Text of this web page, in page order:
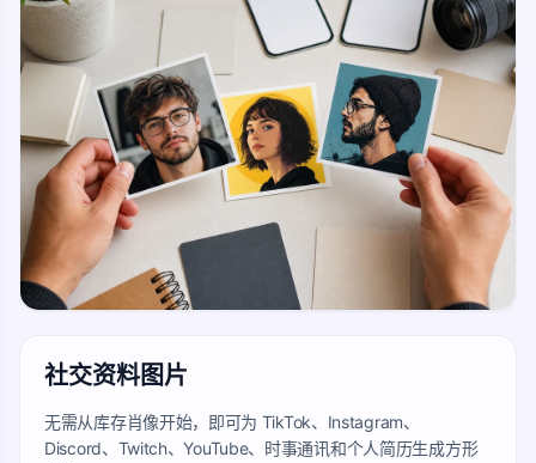
社交资料图片
无需从库存肖像开始，即可为 TikTok、Instagram、
Discord、Twitch、YouTube、时事通讯和个人简历生成方形